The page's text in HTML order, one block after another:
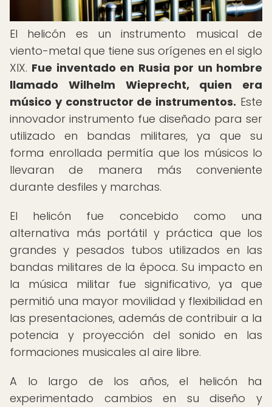
El helicón es un instrumento musical de
viento-metal que tiene sus orígenes en el siglo
XIX. Fue inventado en Rusia por un hombre
llamado Wilhelm Wieprecht, quien era
músico y constructor de instrumentos. Este
innovador instrumento fue diseñado para ser
utilizado en bandas militares, ya que su
forma enrollada permitía que los músicos lo
llevaran de manera más conveniente
durante desfiles y marchas.
El helicón fue concebido como una
alternativa más portátil y práctica que los
grandes y pesados tubos utilizados en las
bandas militares de la época. Su impacto en
la música militar fue significativo, ya que
permitió una mayor movilidad y flexibilidad en
las presentaciones, además de contribuir a la
potencia y proyección del sonido en las
formaciones musicales al aire libre.
A lo largo de los años, el helicón ha
experimentado cambios en su diseño y